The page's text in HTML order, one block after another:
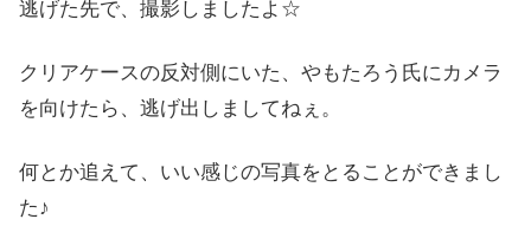
逃げた先で、撮影しましたよ☆
クリアケースの反対側にいた、やもたろう氏にカメラ
を向けたら、逃げ出しましてねぇ。
何とか追えて、いい感じの写真をとることができまし
た♪